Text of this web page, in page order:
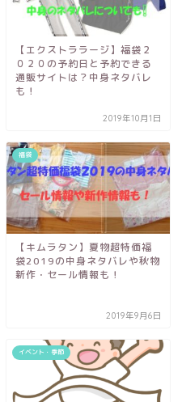
【エクストララージ】福袋２
０２０の予約日と予約できる
通販サイトは？中身ネタバレ
も！
2019年10月1日
福袋
【キムラタン】夏物超特価福
袋2019の中身ネタバレや秋物
新作・セール情報も！
2019年9月6日
イベント・季節